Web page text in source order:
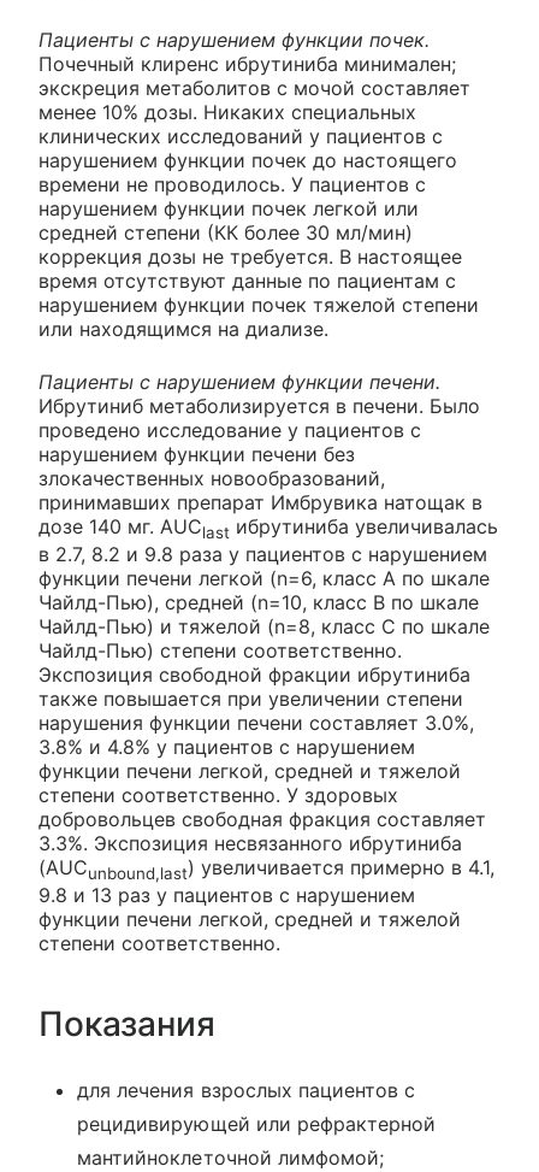
Пациенты с нарушением функции почек.
Почечный клиренс ибрутиниба минимален;
экскреция метаболитов с мочой составляет
менее 10% дозы. Никаких специальных
клинических исследований у пациентов с
нарушением функции почек до настоящего
времени не проводилось. У пациентов с
нарушением функции почек легкой или
средней степени (КК более 30 мл/мин)
коррекция дозы не требуется. В настоящее
время отсутствуют данные по пациентам с
нарушением функции почек тяжелой степени
или находящимся на диализе.
Пациенты с нарушением функции печени.
Ибрутиниб метаболизируется в печени. Было
проведено исследование у пациентов с
нарушением функции печени без
злокачественных новообразований,
принимавших препарат Имбрувика натощак в
дозе 140 мг. AUClast ибрутиниба увеличивалась
в 2.7, 8.2 и 9.8 раза у пациентов с нарушением
функции печени легкой (n=6, класс А по шкале
Чайлд-Пью), средней (n=10, класс B по шкале
Чайлд-Пью) и тяжелой (n=8, класс C по шкале
Чайлд-Пью) степени соответственно.
Экспозиция свободной фракции ибрутиниба
также повышается при увеличении степени
нарушения функции печени составляет 3.0%,
3.8% и 4.8% у пациентов с нарушением
функции печени легкой, средней и тяжелой
степени соответственно. У здоровых
добровольцев свободная фракция составляет
3.3%. Экспозиция несвязанного ибрутиниба
(AUCunbound,last) увеличивается примерно в 4.1,
9.8 и 13 раз у пациентов с нарушением
функции печени легкой, средней и тяжелой
степени соответственно.
Показания
для лечения взрослых пациентов с
рецидивирующей или рефрактерной
мантийноклеточной лимфомой;